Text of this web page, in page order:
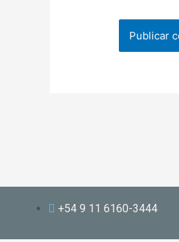
+54 9 11 6160-3444